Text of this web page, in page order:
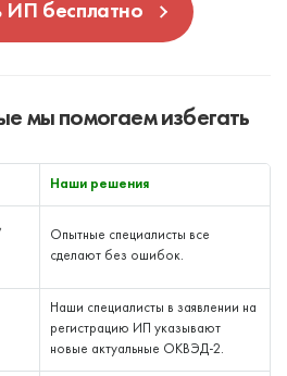
ИП бесплатно
мы помогаем избегать
Наши решения
Опытные специалисты все
сделают без ошибок.
Наши специалисты в заявлении на
регистрацию ИП указывают
новые актуальные ОКВЭД-2.